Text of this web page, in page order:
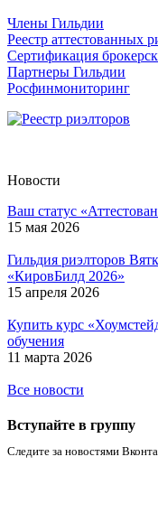
Члены Гильдии
Реестр аттестованных
Сертификация
Партнеры Гильдии
Росфинмониторинг
Новости
Ваш статус
15 мая 2026
Гильдия риэлторов
«КировБилд 2026»
15 апреля 2026
Купить курс
обучения
11 марта 2026
Все новости
Вступайте в группу
Следите за новостями